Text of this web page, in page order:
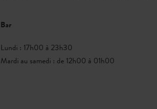
Bar
Lundi : 17h00 à 23h30
Mardi au samedi : de 12h00 à 01h00